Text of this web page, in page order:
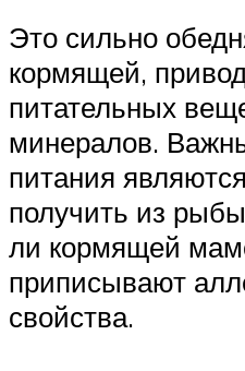
Это сильно
кормящей,
питательных
минералов.
питания
получить из
ли кормящей
приписывают
свойства.